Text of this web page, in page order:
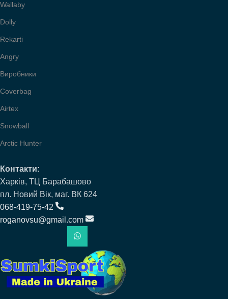
Wallaby
Dolly
Rekarti
Angry
Виробники
Coverbag
Airtex
Snowball
Arctic Hunter
Контакти:
Харків, ТЦ Барабашово
пл. Новий Вік, маг. ВК 624
068-419-75-42
roganovsu@gmail.com